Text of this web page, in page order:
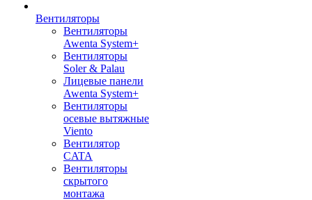
Вентиляторы
Вентиляторы
Awenta System+
Вентиляторы
Soler & Palau
Лицевые панели
Awenta System+
Вентиляторы
осевые вытяжные
Viento
Вентилятор
CATA
Вентиляторы
скрытого
монтажа